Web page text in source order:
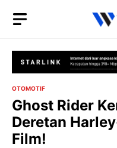
OTOMOTIF
Ghost Rider
Deretan
Film!